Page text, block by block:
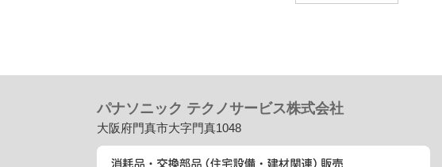
パナソニック テクノサービス株式会社
大阪府門真市大字門真1048